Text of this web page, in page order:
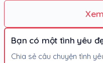
Bạn có một tình yêu
Chia sẻ câu chuyện tình